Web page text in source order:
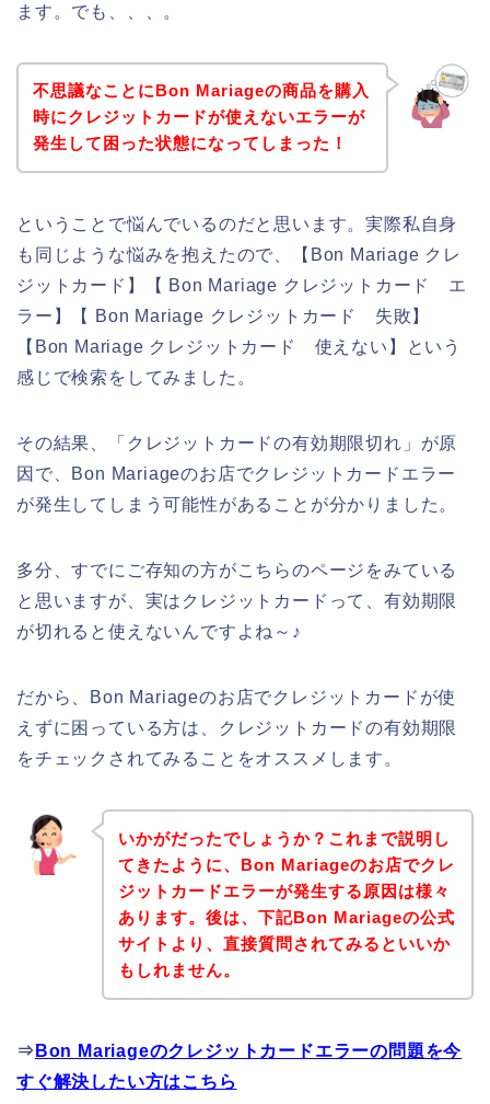
ます。でも、、、。
不思議なことにBon Mariageの商品を購入
時にクレジットカードが使えないエラーが
発生して困った状態になってしまった！
ということで悩んでいるのだと思います。実際私自身
も同じような悩みを抱えたので、【Bon Mariage クレ
ジットカード】【 Bon Mariage クレジットカード エ
ラー】【 Bon Mariage クレジットカード 失敗】
【Bon Mariage クレジットカード 使えない】という
感じで検索をしてみました。
その結果、「クレジットカードの有効期限切れ」が原
因で、Bon Mariageのお店でクレジットカードエラー
が発生してしまう可能性があることが分かりました。
多分、すでにご存知の方がこちらのページをみている
と思いますが、実はクレジットカードって、有効期限
が切れると使えないんですよね～♪
だから、Bon Mariageのお店でクレジットカードが使
えずに困っている方は、クレジットカードの有効期限
をチェックされてみることをオススメします。
いかがだったでしょうか？これまで説明し
てきたように、Bon Mariageのお店でクレ
ジットカードエラーが発生する原因は様々
あります。後は、下記Bon Mariageの公式
サイトより、直接質問されてみるといいか
もしれません。
⇒ Bon Mariageのクレジットカードエラーの問題を今
すぐ解決したい方はこちら